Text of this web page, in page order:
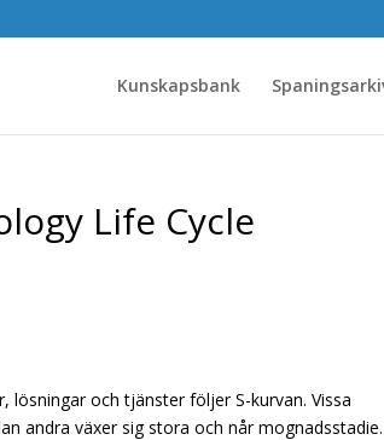
Kunskapsbank
Life Cycle
lösningar och tjänster följer S-kurvan. Vissa
andra växer sig stora och når mognadsstadie.